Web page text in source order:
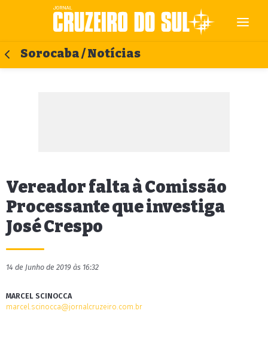
Sorocaba / Notícias
Vereador falta à Comissão
Processante que investiga
José Crespo
14 de Junho de 2019 às 16:32
MARCEL SCINOCCA
marcel.scinocca@jornalcruzeiro.com.br